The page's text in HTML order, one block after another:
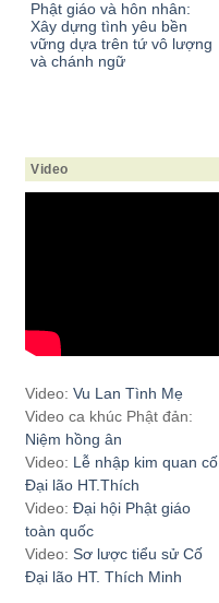
Phật giáo và hôn nhân:
Xây dựng tình yêu bền
vững dựa trên tứ vô lượng
và chánh ngữ
Video
Video: Vu Lan Tình Mẹ
Video ca khúc Phật đản:
Niệm hồng ân
Video: Lễ nhập kim quan cố
Đại lão HT.Thích
Video: Đại hội Phật giáo
toàn quốc
Video: Sơ lược tiểu sử Cố
Đại lão HT. Thích Minh